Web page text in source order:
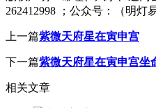
262412998 ；公众号：（明灯
上一篇紫微天府星在寅申宫
下一篇紫微天府星在寅申宫坐
相关文章